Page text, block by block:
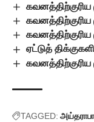
ஏட்டுத்
TAGGED: